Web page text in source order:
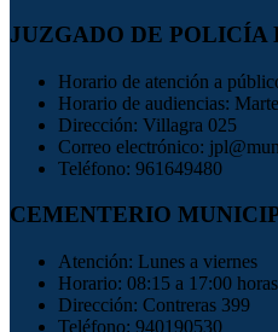
JUZGADO DE POLICÍA
Horario de atención a
Horario de audiencias:
Dirección: Villagra 025
Correo electrónico:
Teléfono: 961649480
CEMENTERIO
Atención: Lunes a viernes
Horario: 08:15 a 17:00 horas
Dirección: Contreras 399
Teléfono: 940190530